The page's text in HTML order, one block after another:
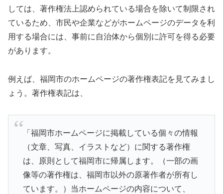
しては、著作権法上認められている場合を除いて制限され
ているため、市民や企業などがホームページのデータを利
用する場合には、事前に自治体から個別に許可を得る必要
があります。
例えば、福岡市のホームページの著作権表記を見てみまし
ょう。著作権表記は、
「福岡市ホームページに掲載している個々の情報
（文章、写真、イラストなど）に関する著作権
は、原則として福岡市に帰属します。（一部の画
像等の著作権は、福岡市以外の原著作者が所有し
ています。）当ホームページの内容について、